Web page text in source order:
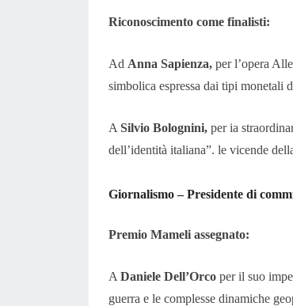
Riconoscimento come finalisti:
Ad Anna Sapienza, per l’opera
simbolica espressa dai tipi monetali
A Silvio Bolognini, per ia
dell’identità italiana”. le vicende
Giornalismo – Presidente di
Premio Mameli assegnato:
A Daniele Dell’Orco per il suo
guerra e le complesse dinamiche